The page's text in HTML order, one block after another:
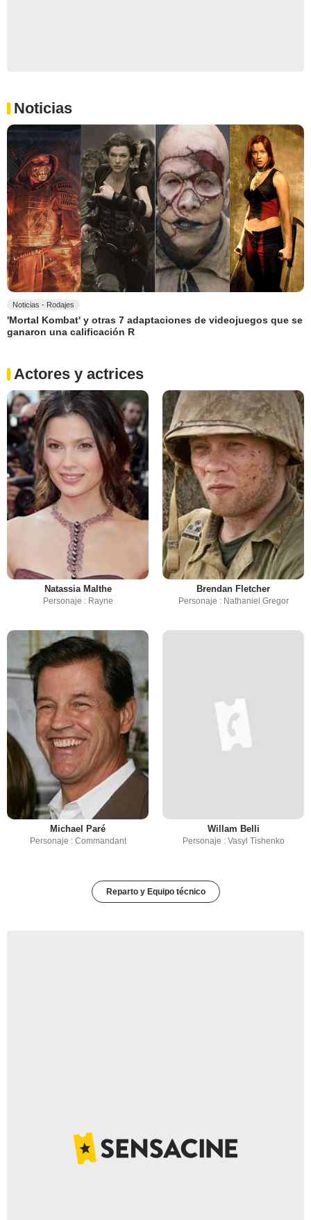
Noticias
Noticias - Rodajes
'Mortal Kombat' y otras 7 adaptaciones de videojuegos que se
ganaron una calificación R
Actores y actrices
Natassia Malthe
Personaje : Rayne
Brendan Fletcher
Personaje : Nathaniel Gregor
Michael Paré
Personaje : Commandant
Willam Belli
Personaje : Vasyl Tishenko
Reparto y Equipo técnico